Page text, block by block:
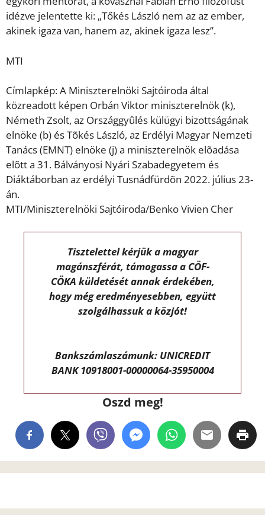
idézve jelentette ki: „Tőkés László nem az az ember,
akinek igaza van, hanem az, akinek igaza lesz”.
MTI
Címlapkép: A Miniszterelnöki Sajtóiroda által
közreadott képen Orbán Viktor miniszterelnök (k),
Németh Zsolt, az Országgyûlés külügyi bizottságának
elnöke (b) és Tõkés László, az Erdélyi Magyar Nemzeti
Tanács (EMNT) elnöke (j) a miniszterelnök elõadása
elõtt a 31. Bálványosi Nyári Szabadegyetem és
Diáktáborban az erdélyi Tusnádfürdõn 2022. július 23-
án.
MTI/Miniszterelnöki Sajtóiroda/Benko Vivien Cher
Tisztelettel kérjük a magyar
magánszférát, támogassa a CÖF-
CÖKA küldetését annak érdekében,
hogy még eredményesebben, együtt
szolgálhassuk a közjót!
Bankszámlaszámunk: UNICREDIT
BANK 10918001-00000064-35950004
Oszd meg!